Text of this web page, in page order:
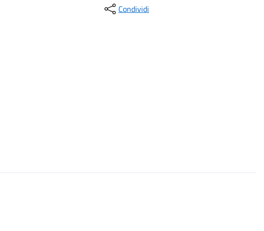
Condividi